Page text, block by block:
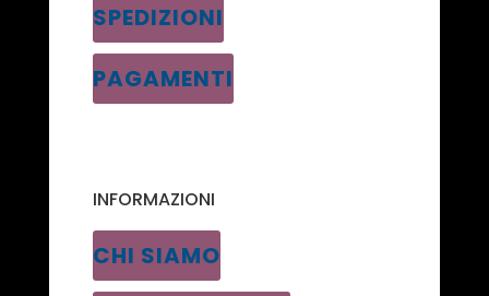
SPEDIZIONI
PAGAMENTI
INFORMAZIONI
CHI SIAMO